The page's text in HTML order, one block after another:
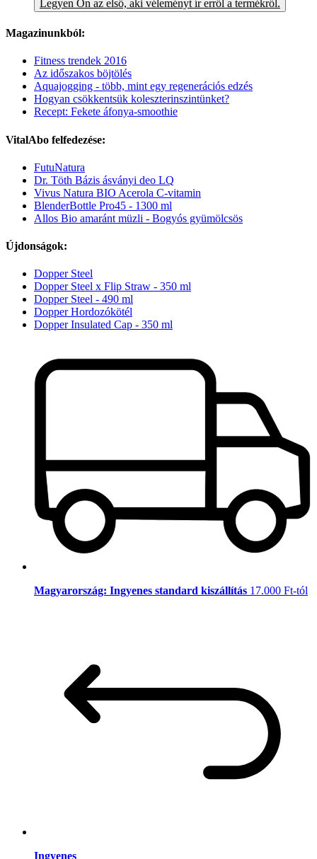
Legyen Ön az első, aki véleményt ír erről a termékről.
Magazinunkból:
Fitness trendek 2016
Az időszakos böjtölés
Aquajogging - több, mint egy regenerációs edzés
Hogyan csökkentsük koleszterinszintünket?
Recept: Fekete áfonya-smoothie
VitalAbo felfedezése:
FutuNatura
Dr. Töth Bázis ásványi deo LQ
Vivus Natura BIO Acerola C-vitamin
BlenderBottle Pro45 - 1300 ml
Allos Bio amaránt müzli - Bogyós gyümölcsös
Újdonságok:
Dopper Steel
Dopper Steel x Flip Straw - 350 ml
Dopper Steel - 490 ml
Dopper Hordozókötél
Dopper Insulated Cap - 350 ml
Magyarország: Ingyenes standard kiszállítás 17.000 Ft-tól
Ingyenes